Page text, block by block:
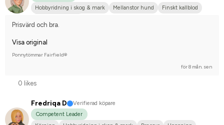
Hobbyridning i skog & mark
Mellanstor hund
Finskt kallblod
Prisvärd och bra.
Visa original
Ponnytömmar Fairfield®
för 8 mån. sen
0 likes
Fredriqa D
Verifierad köpare
Competent Leader